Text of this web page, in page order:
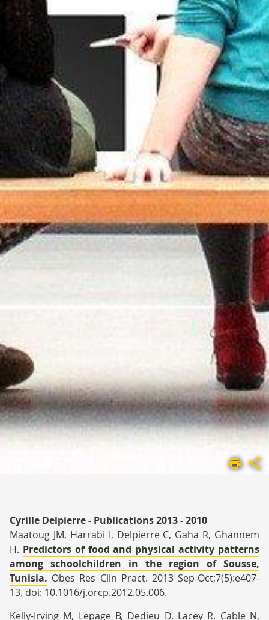
ÉQUIPES DE
RECHERCHE
EQUIPE
5
Cyrille Delpierre - Publications 2013 - 2010
Maatoug JM, Harrabi I, DelpierreC, Gaha R, Ghannem
H. Predictors of food and physical activity patterns
among schoolchildren in the region of Sousse,
Tunisia. Obes Res Clin Pract. 2013 Sep-Oct;7(5):e407-
13. doi: 10.1016/j.orcp.2012.05.006.
Kelly-Irving M, Lepage B, Dedieu D, Lacey R, Cable N,